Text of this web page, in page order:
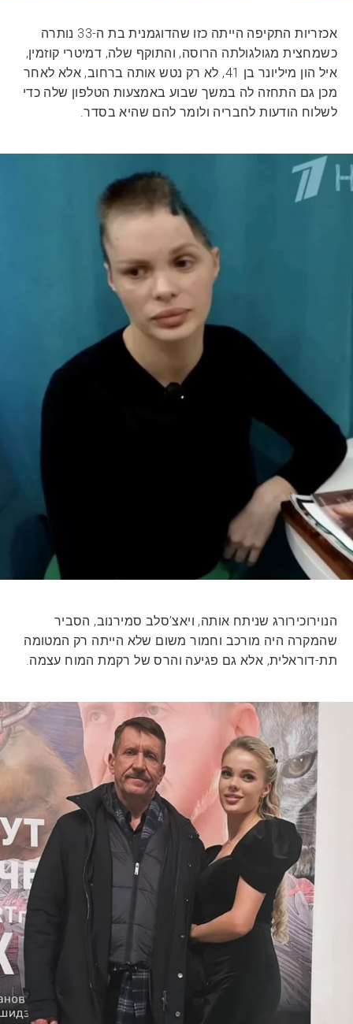
אכזריות התקיפה הייתה כזו שהדוגמנית בת ה-33 נותרה
כשמחצית מגולגולתה הרוסה, והתוקף שלה, דמיטרי קוזמין,
איל הון מיליונר בן 41, לא רק נטש אותה ברחוב, אלא לאחר
מכן גם התחזה לה במשך שבוע באמצעות הטלפון שלה כדי
לשלוח הודעות לחבריה ולומר להם שהיא בסדר.
הנוירוכירורג שניתח אותה, ויאצ’סלב סמירנוב, הסביר
שהמקרה היה מורכב וחמור משום שלא הייתה רק המטומה
תת-דוראלית, אלא גם פגיעה והרס של רקמת המוח עצמה.